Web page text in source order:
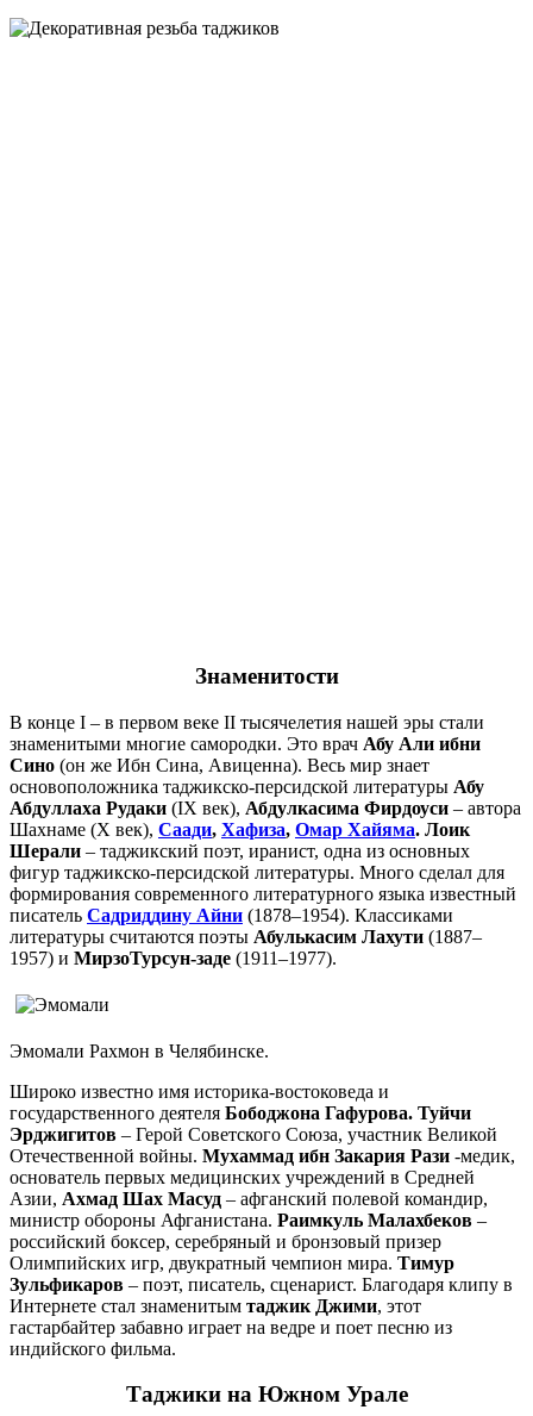
Знаменитости
В конце I – в первом веке II тысячелетия нашей эры стали
знаменитыми многие самородки. Это врач Абу Али ибни
Сино (он же Ибн Сина, Авиценна). Весь мир знает
основоположника таджикско-персидской литературы Абу
Абдуллаха Рудаки (IX век), Абдулкасима Фирдоуси – автора
Шахнаме (X век), Саади, Хафиза, Омар Хайяма. Лоик
Шерали – таджикский поэт, иранист, одна из основных
фигур таджикско-персидской литературы. Много сделал для
формирования современного литературного языка известный
писатель Садриддину Айни (1878–1954). Классиками
литературы считаются поэты Абулькасим Лахути (1887–
1957) и МирзоТурсун-заде (1911–1977).
Эмомали Рахмон в Челябинске.
Широко известно имя историка-востоковеда и
государственного деятеля Бободжона Гафурова. Туйчи
Эрджигитов – Герой Советского Союза, участник Великой
Отечественной войны. Мухаммад ибн Закария Рази -медик,
основатель первых медицинских учреждений в Средней
Азии, Ахмад Шах Масуд – афганский полевой командир,
министр обороны Афганистана. Раимкуль Малахбеков –
российский боксер, серебряный и бронзовый призер
Олимпийских игр, двукратный чемпион мира. Тимур
Зульфикаров – поэт, писатель, сценарист. Благодаря клипу в
Интернете стал знаменитым таджик Джими, этот
гастарбайтер забавно играет на ведре и поет песню из
индийского фильма.
Таджики на Южном Урале